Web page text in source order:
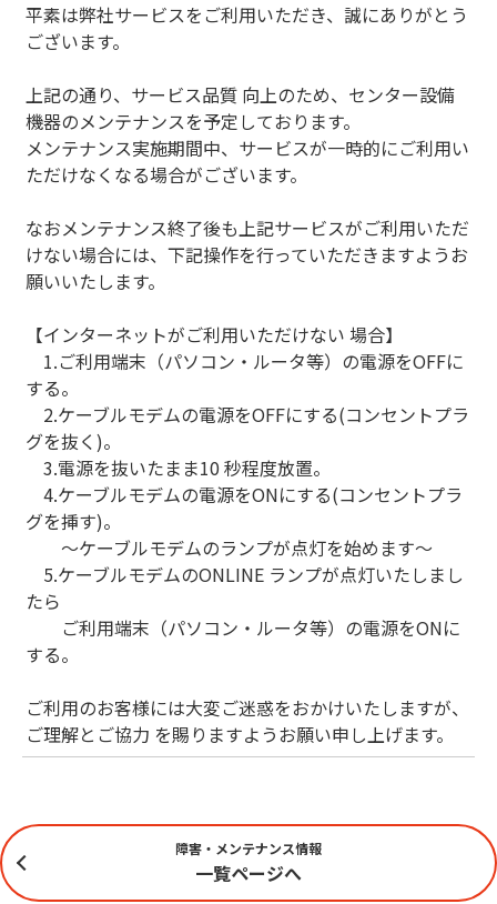
平素は弊社サービスをご利用いただき、誠にありがとう
ございます。
上記の通り、サービス品質 向上のため、センター設備
機器のメンテナンスを予定しております。
メンテナンス実施期間中、サービスが一時的にご利用い
ただけなくなる場合がございます。
なおメンテナンス終了後も上記サービスがご利用いただ
けない場合には、下記操作を行っていただきますようお
願いいたします。
【インターネットがご利用いただけない 場合】
1.ご利用端末（パソコン・ルータ等）の電源をOFFに
する。
2.ケーブルモデムの電源をOFFにする(コンセントプラ
グを抜く)。
3.電源を抜いたまま10 秒程度放置。
4.ケーブルモデムの電源をONにする(コンセントプラ
グを挿す)。
～ケーブルモデムのランプが点灯を始めます～
5.ケーブルモデムのONLINE ランプが点灯いたしまし
たら
ご利用端末（パソコン・ルータ等）の電源をONに
する。
ご利用のお客様には大変ご迷惑をおかけいたしますが、
ご理解とご協力 を賜りますようお願い申し上げます。
障害・メンテナンス情報
一覧ページへ